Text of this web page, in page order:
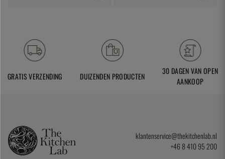
GRATIS VERZENDING DUIZENDEN PRODUCTEN
30 DAGEN VAN OPEN
AANKOOP
klantenservice@thekitchenlab.nl
+46 8 410 95 200